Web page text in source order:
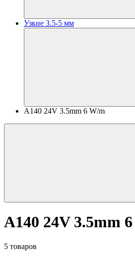
Узкие 3.5-5 мм
A140 24V 3.5mm 6 W/m
A140 24V 3.5mm
5 товаров